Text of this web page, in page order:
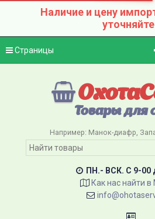
Наличие и цену
Страницы
Товары для
Например: Манок-диафр
ПН.- ВСК. C 9-00
Как нас найти в